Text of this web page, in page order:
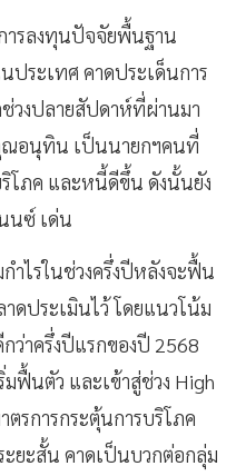
ารลงทุนปัจจัยพื้นฐาน
ประเทศ คาดประเด็นการ
วงปลายสัปดาห์ที่ผ่านมา
ณอนุทิน เป็นนายกฯคนที่
โภค และหนี้ดีขึ้น ดังนั้นยัง
นซ์ เด่น
ำไรในช่วงครึ่งปีหลังจะฟื้น
ดประเมินไว้ โดยแนวโน้ม
กว่าครึ่งปีแรกของปี 2568
ฟื้นตัว และเข้าสู่ช่วง High
ตรการกระตุ้นการบริโภค
ะยะสั้น คาดเป็นบวกต่อกลุ่ม